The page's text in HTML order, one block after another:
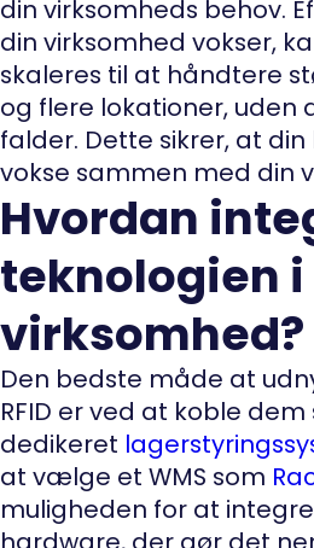
din virksomheds behov.
din virksomhed vokser,
skaleres til at håndtere
og flere lokationer, uden
falder. Dette sikrer, at
vokse sammen med din
Hvordan
teknologien
virksomhed?
Den bedste måde at
RFID er ved at koble
dedikeret
at vælge et WMS som
muligheden for at